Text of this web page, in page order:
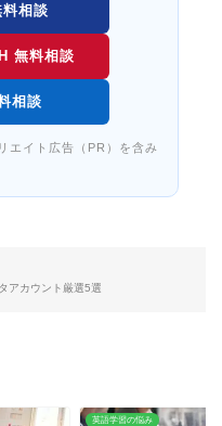
相談
無料相談
相談
エイト広告（PR）を含み
アカウント厳選5選
英語学習の悩み